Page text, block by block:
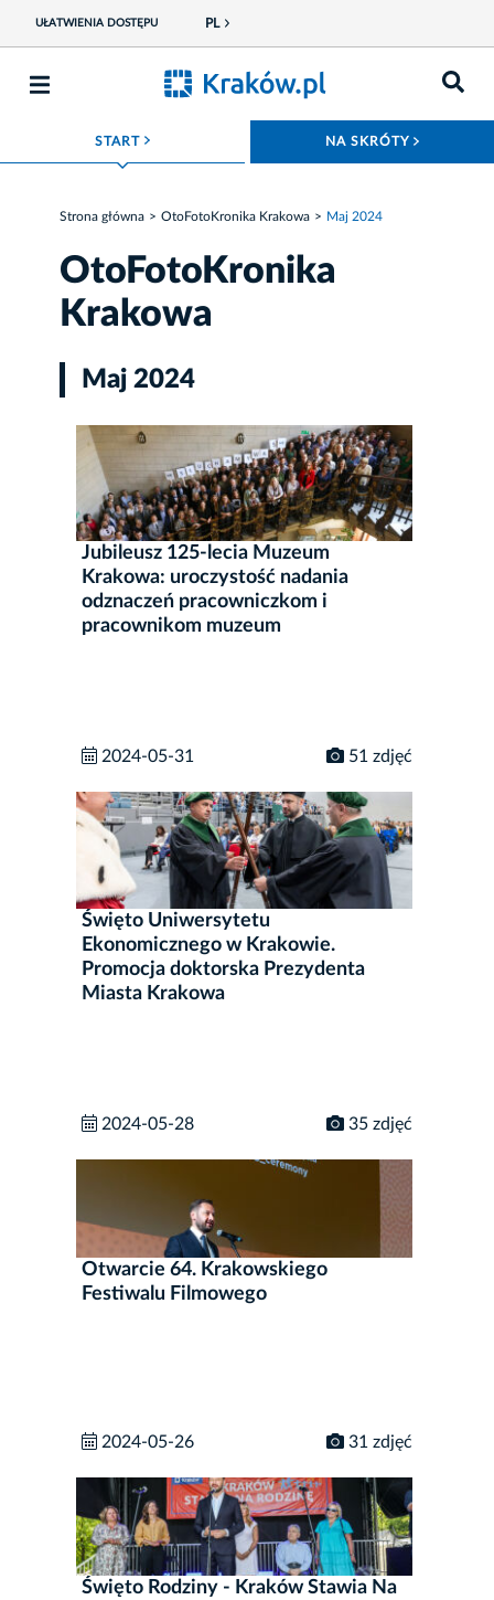
UŁATWIENIA DOSTĘPU PL
START ROZWIŃ MENU NA SKRÓTY
Strona główna OtoFotoKronika Krakowa Maj 2024
OtoFotoKronika
Krakowa
Maj 2024
Jubileusz 125-lecia Muzeum
Krakowa: uroczystość nadania
odznaczeń pracowniczkom i
pracownikom muzeum
2024-05-31 51 zdjęć
Święto Uniwersytetu
Ekonomicznego w Krakowie.
Promocja doktorska Prezydenta
Miasta Krakowa
2024-05-28 35 zdjęć
Otwarcie 64. Krakowskiego
Festiwalu Filmowego
2024-05-26 31 zdjęć
Święto Rodziny - Kraków Stawia Na